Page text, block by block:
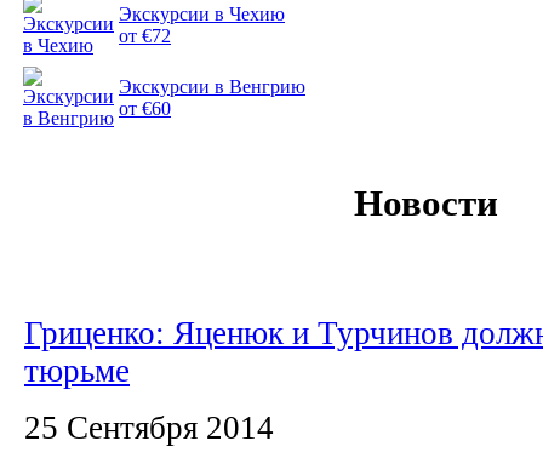
Экскурсии в Чехию
от €72
Экскурсии в Венгрию
от €60
Новости
Гриценко: Яценюк и Турчинов
тюрьме
25 Сентября 2014